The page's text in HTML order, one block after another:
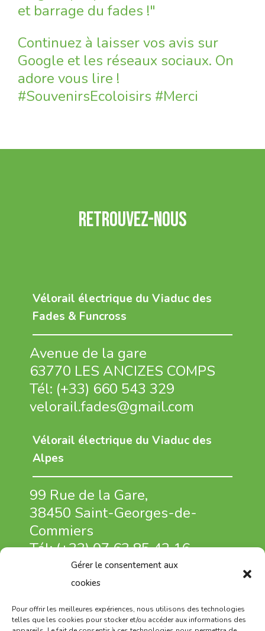
Gérer le consentement aux
cookies
Pour offrir les meilleures expériences, nous utilisons des technologies
telles que les cookies pour stocker et/ou accéder aux informations des
et barrage du fades !"
Continuez à laisser vos avis sur
Google et les réseaux sociaux. On
adore vous lire !
#SouvenirsEcoloisirs #Merci
Retrouvez-nous
Vélorail électrique du Viaduc des
Fades & Funcross
Avenue de la gare
63770 LES ANCIZES COMPS
Tél: (+33) 660 543 329
velorail.fades@gmail.com
Vélorail électrique du Viaduc des
Alpes
99 Rue de la Gare,
38450 Saint-Georges-de-
Commiers
Tél:(+33)07 63 85 42 16
velorail.alpes@gmail.com